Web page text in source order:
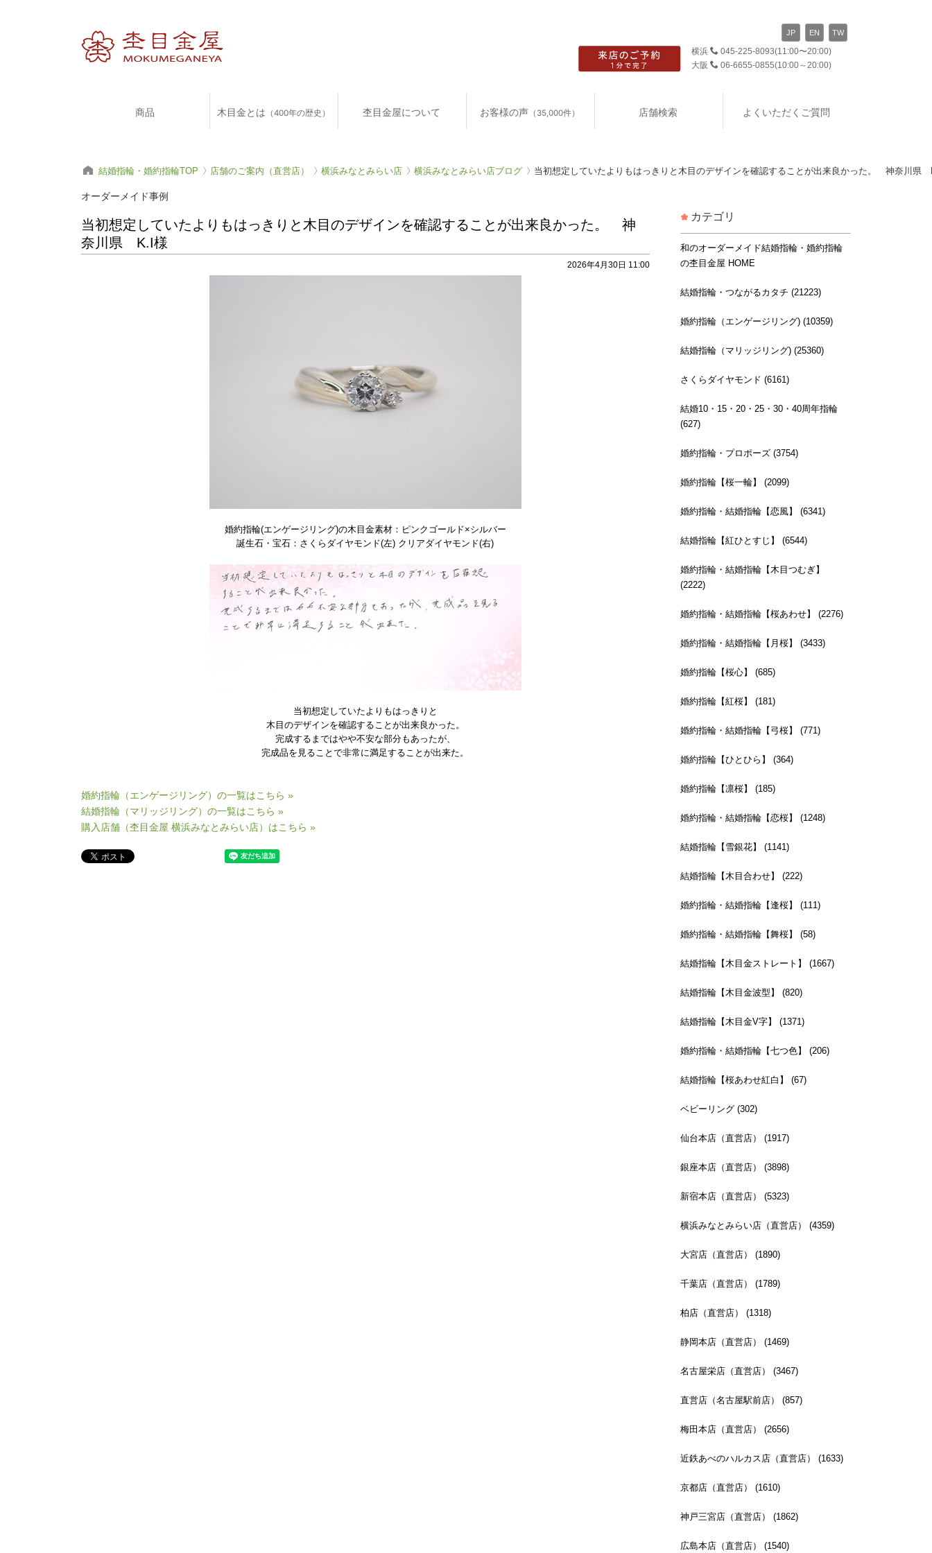
横浜 045-225-8093(11:00〜20:00)
大阪
06-6655-0855(10:00～20:00)
JP EN TW
商品 木目金とは （400年の歴史） 杢目金屋について お客様の声 （35,000件） 店舗検索 よくいただくご質問
結婚指輪・婚約指輪TOP 店舗のご案内（直営店） 横浜みなとみらい店 横浜みなとみらい店ブログ 当初想定していたよりもはっきりと木目のデザインを確認することが出来良かった。 神奈川県
オーダーメイド事例
当初想定していたよりもはっきりと木目のデザインを確認することが出来良かった。 神
奈川県 K.I様
2026年4月30日 11:00
婚約指輪(エンゲージリング)の木目金素材：ピンクゴールド×シルバー
誕生石・宝石：さくらダイヤモンド(左) クリアダイヤモンド(右)
当初想定していたよりもはっきりと
木目のデザインを確認することが出来良かった。
完成するまではやや不安な部分もあったが、
完成品を見ることで非常に満足することが出来た。
婚約指輪（エンゲージリング）の一覧はこちら »
結婚指輪（マリッジリング）の一覧はこちら »
購入店舗（杢目金屋 横浜みなとみらい店）はこちら »
カテゴリ
和のオーダーメイド結婚指輪・婚約指輪
の杢目金屋 HOME
結婚指輪・つながるカタチ (21223)
婚約指輪（エンゲージリング) (10359)
結婚指輪（マリッジリング) (25360)
さくらダイヤモンド (6161)
結婚10・15・20・25・30・40周年指輪
(627)
婚約指輪・プロポーズ (3754)
婚約指輪【桜一輪】 (2099)
婚約指輪・結婚指輪【恋風】 (6341)
結婚指輪【紅ひとすじ】 (6544)
婚約指輪・結婚指輪【木目つむぎ】
(2222)
婚約指輪・結婚指輪【桜あわせ】 (2276)
婚約指輪・結婚指輪【月桜】 (3433)
婚約指輪【桜心】 (685)
婚約指輪【紅桜】 (181)
婚約指輪・結婚指輪【弓桜】 (771)
婚約指輪【ひとひら】 (364)
婚約指輪【凛桜】 (185)
婚約指輪・結婚指輪【恋桜】 (1248)
結婚指輪【雪銀花】 (1141)
結婚指輪【木目合わせ】 (222)
婚約指輪・結婚指輪【逢桜】 (111)
婚約指輪・結婚指輪【舞桜】 (58)
結婚指輪【木目金ストレート】 (1667)
結婚指輪【木目金波型】 (820)
結婚指輪【木目金V字】 (1371)
婚約指輪・結婚指輪【七つ色】 (206)
結婚指輪【桜あわせ紅白】 (67)
ベビーリング (302)
仙台本店（直営店） (1917)
銀座本店（直営店） (3898)
新宿本店（直営店） (5323)
横浜みなとみらい店（直営店） (4359)
大宮店（直営店） (1890)
千葉店（直営店） (1789)
柏店（直営店） (1318)
静岡本店（直営店） (1469)
名古屋栄店（直営店） (3467)
直営店（名古屋駅前店） (857)
梅田本店（直営店） (2656)
近鉄あべのハルカス店（直営店） (1633)
京都店（直営店） (1610)
神戸三宮店（直営店） (1862)
広島本店（直営店） (1540)